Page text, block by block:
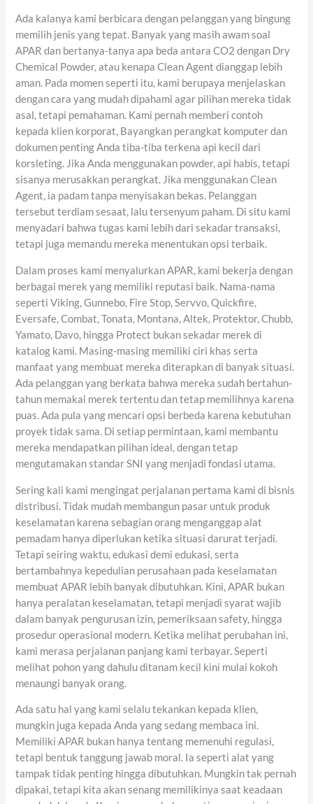
Ada kalanya kami berbicara dengan pelanggan yang bingung
memilih jenis yang tepat. Banyak yang masih awam soal
APAR dan bertanya-tanya apa beda antara CO2 dengan Dry
Chemical Powder, atau kenapa Clean Agent dianggap lebih
aman. Pada momen seperti itu, kami berupaya menjelaskan
dengan cara yang mudah dipahami agar pilihan mereka tidak
asal, tetapi pemahaman. Kami pernah memberi contoh
kepada klien korporat, Bayangkan perangkat komputer dan
dokumen penting Anda tiba-tiba terkena api kecil dari
korsleting. Jika Anda menggunakan powder, api habis, tetapi
sisanya merusakkan perangkat. Jika menggunakan Clean
Agent, ia padam tanpa menyisakan bekas. Pelanggan
tersebut terdiam sesaat, lalu tersenyum paham. Di situ kami
menyadari bahwa tugas kami lebih dari sekadar transaksi,
tetapi juga memandu mereka menentukan opsi terbaik.
Dalam proses kami menyalurkan APAR, kami bekerja dengan
berbagai merek yang memiliki reputasi baik. Nama-nama
seperti Viking, Gunnebo, Fire Stop, Servvo, Quickfire,
Eversafe, Combat, Tonata, Montana, Altek, Protektor, Chubb,
Yamato, Davo, hingga Protect bukan sekadar merek di
katalog kami. Masing-masing memiliki ciri khas serta
manfaat yang membuat mereka diterapkan di banyak situasi.
Ada pelanggan yang berkata bahwa mereka sudah bertahun-
tahun memakai merek tertentu dan tetap memilihnya karena
puas. Ada pula yang mencari opsi berbeda karena kebutuhan
proyek tidak sama. Di setiap permintaan, kami membantu
mereka mendapatkan pilihan ideal, dengan tetap
mengutamakan standar SNI yang menjadi fondasi utama.
Sering kali kami mengingat perjalanan pertama kami di bisnis
distribusi. Tidak mudah membangun pasar untuk produk
keselamatan karena sebagian orang menganggap alat
pemadam hanya diperlukan ketika situasi darurat terjadi.
Tetapi seiring waktu, edukasi demi edukasi, serta
bertambahnya kepedulian perusahaan pada keselamatan
membuat APAR lebih banyak dibutuhkan. Kini, APAR bukan
hanya peralatan keselamatan, tetapi menjadi syarat wajib
dalam banyak pengurusan izin, pemeriksaan safety, hingga
prosedur operasional modern. Ketika melihat perubahan ini,
kami merasa perjalanan panjang kami terbayar. Seperti
melihat pohon yang dahulu ditanam kecil kini mulai kokoh
menaungi banyak orang.
Ada satu hal yang kami selalu tekankan kepada klien,
mungkin juga kepada Anda yang sedang membaca ini.
Memiliki APAR bukan hanya tentang memenuhi regulasi,
tetapi bentuk tanggung jawab moral. Ia seperti alat yang
tampak tidak penting hingga dibutuhkan. Mungkin tak pernah
dipakai, tetapi kita akan senang memilikinya saat keadaan